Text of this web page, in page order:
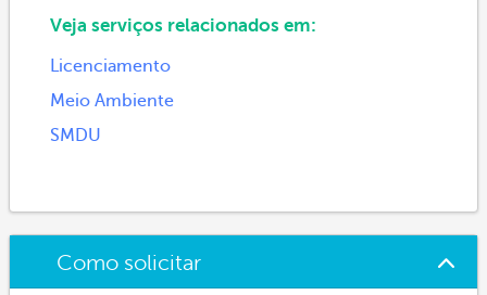
Veja serviços relacionados em:
Licenciamento
Meio Ambiente
SMDU
Como solicitar